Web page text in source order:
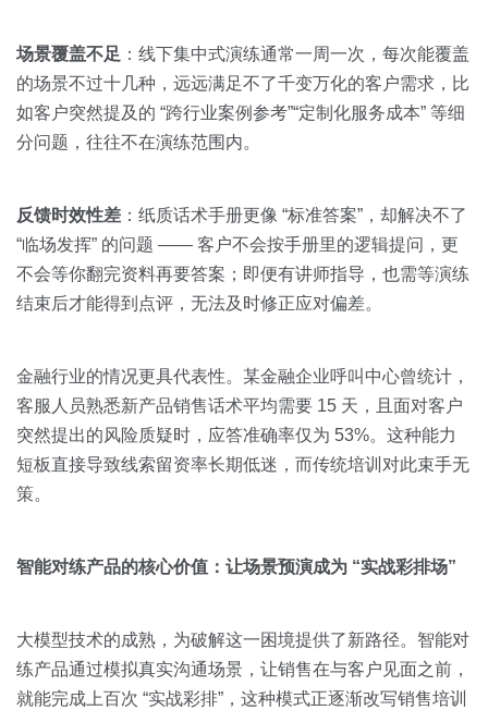
场景覆盖不足 ：线下集中式演练通常一周一次，每次能覆盖
的场景不过十几种，远远满足不了千变万化的客户需求，比
如客户突然提及的 “跨行业案例参考”“定制化服务成本” 等细
分问题，往往不在演练范围内。
反馈时效性差 ：纸质话术手册更像 “标准答案”，却解决不了
“临场发挥” 的问题 —— 客户不会按手册里的逻辑提问，更
不会等你翻完资料再要答案；即便有讲师指导，也需等演练
结束后才能得到点评，无法及时修正应对偏差。
金融行业的情况更具代表性。某金融企业呼叫中心曾统计，
客服人员熟悉新产品销售话术平均需要 15 天，且面对客户
突然提出的风险质疑时，应答准确率仅为 53%。这种能力
短板直接导致线索留资率长期低迷，而传统培训对此束手无
策。
智能对练产品的核心价值：让场景预演成为 “实战彩排场”
大模型技术的成熟，为破解这一困境提供了新路径。智能对
练产品通过模拟真实沟通场景，让销售在与客户见面之前，
就能完成上百次 “实战彩排”，这种模式正逐渐改写销售培训